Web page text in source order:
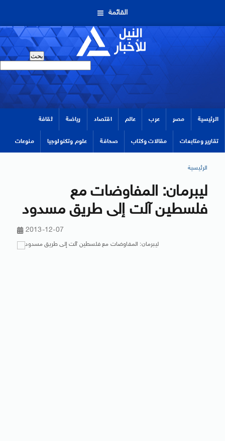
القائمة
الرئيسية مصر عرب عالم اقتصاد رياضة ثقافة
تقارير ومتابعات مقالات وكتاب صحافة علوم وتكنولوجيا منوعات
الرئيسية
ليبرمان: المفاوضات مع
فلسطين آلت إلى طريق مسدود
2013-12-07